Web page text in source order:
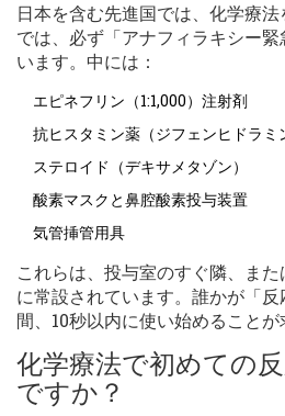
日本を含む先進国では、化学療
では、必ず「アナフィラキシー
います。中には：
エピネフリン（1:1,000）注射剤
抗ヒスタミン薬（ジフェンヒドラミ
ステロイド（デキサメタゾン）
酸素マスクと鼻腔酸素投与装置
気管挿管用具
これらは、投与室のすぐ隣、ま
に常設されています。誰かが「
間、10秒以内に使い始めることが
化学療法で初めての
ですか？